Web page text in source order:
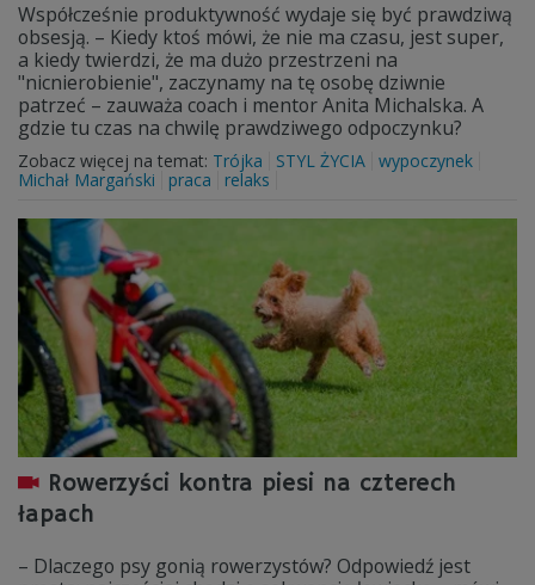
Współcześnie produktywność wydaje się być prawdziwą
obsesją. – Kiedy ktoś mówi, że nie ma czasu, jest super,
a kiedy twierdzi, że ma dużo przestrzeni na
"nicnierobienie", zaczynamy na tę osobę dziwnie
patrzeć – zauważa coach i mentor Anita Michalska. A
gdzie tu czas na chwilę prawdziwego odpoczynku?
Zobacz więcej na temat: Trójka STYL ŻYCIA wypoczynek
Michał Margański
praca relaks
Rowerzyści kontra piesi na czterech
łapach
– Dlaczego psy gonią rowerzystów? Odpowiedź jest